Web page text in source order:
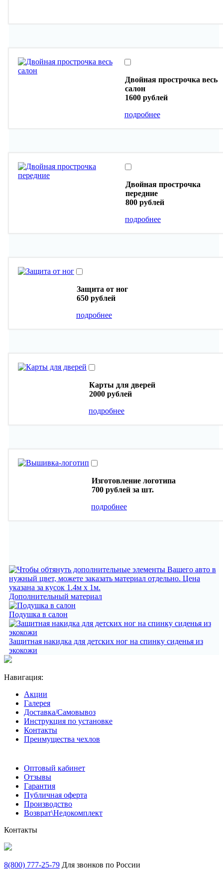
Двойная прострочка весь
салон
1600 рублей
подробнее
Двойная прострочка
передние
800 рублей
подробнее
Защита от ног
650 рублей
подробнее
Карты для дверей
2000 рублей
подробнее
Изготовление логотипа
700 рублей за шт.
подробнее
Дополнительный материал
Подушка в салон
Защитная накидка для детских ног на спинку сиденья из
экокожи
Навигация:
Акции
Галерея
Доставка/Самовывоз
Инструкция по установке
Контакты
Преимущества чехлов
Оптовый кабинет
Отзывы
Гарантия
Публичная оферта
Производство
Возврат\Недокомплект
Контакты
8(800) 777-25-79 Для звонков по России